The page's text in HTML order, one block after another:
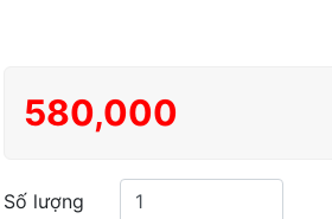
580,000
Số lượng